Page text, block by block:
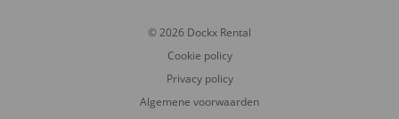
© 2026 Dockx Rental
Cookie policy
Privacy policy
Algemene voorwaarden